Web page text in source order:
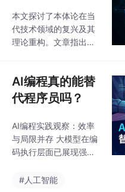
根本性变革。本文提
出"能力本体"新范式，
将传统数据建模扩展
层。在这种架构中，智
能体退化
解
本文探讨了本体论在当
代技术领域的复兴及其
理论重构。文章指出，
等多个技术领域重新重
视，但各领域对本体的
抽象层级理解存在差
异。传统本体模型主要
描述静态结构（实体、
属性、关系），却无法
统一表达动态运行机
断裂。 作者提出三位一
AI编程真的能替
代程序员吗？
AI编程实践观察：效率
与局限并存 大模型在编
码执行层面已展现强大
力的依赖。实践案例显
#人工智能